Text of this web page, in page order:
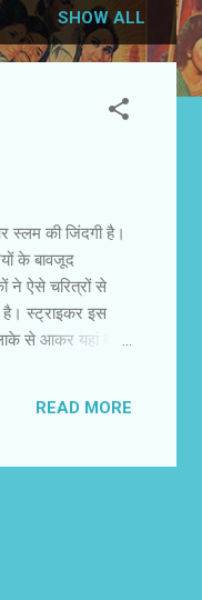
SHOW ALL
स्लम की जिंदगी है।
के बावजूद
ने ऐसे चरित्रों से
है। स्ट्राइकर इस
से आकर यहां बसा
करने में नहीं
READ MORE